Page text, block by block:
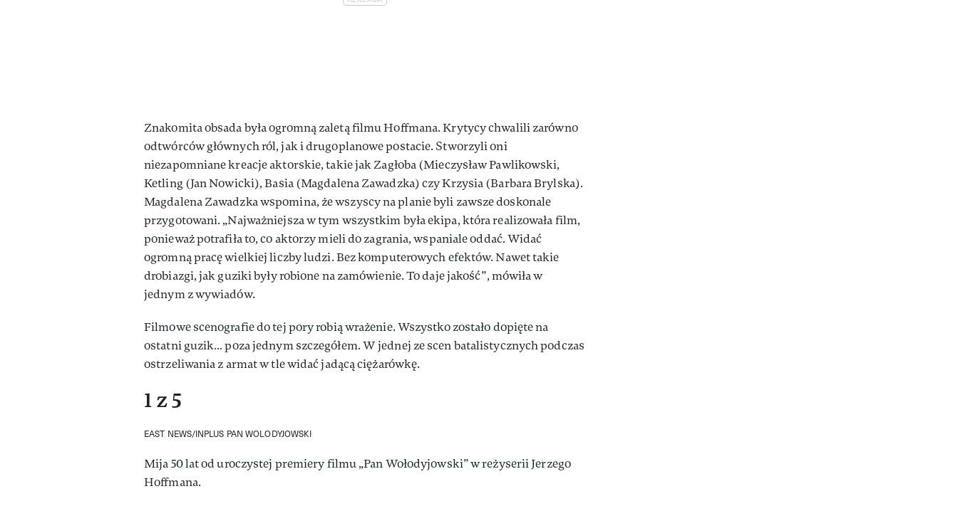
Znakomita obsada była ogromną zaletą filmu Hoffmana. Krytycy chwalili zarówno
odtwórców głównych ról, jak i drugoplanowe postacie. Stworzyli oni
niezapomniane kreacje aktorskie, takie jak Zagłoba (Mieczysław Pawlikowski,
Ketling (Jan Nowicki), Basia (Magdalena Zawadzka) czy Krzysia (Barbara Brylska).
Magdalena Zawadzka wspomina, że wszyscy na planie byli zawsze doskonale
przygotowani. „Najważniejsza w tym wszystkim była ekipa, która realizowała film,
ponieważ potrafiła to, co aktorzy mieli do zagrania, wspaniale oddać. Widać
ogromną pracę wielkiej liczby ludzi. Bez komputerowych efektów. Nawet takie
drobiazgi, jak guziki były robione na zamówienie. To daje jakość”, mówiła w
jednym z wywiadów.
Filmowe scenografie do tej pory robią wrażenie. Wszystko zostało dopięte na
ostatni guzik… poza jednym szczegółem. W jednej ze scen batalistycznych podczas
ostrzeliwania z armat w tle widać jadącą ciężarówkę.
1 z 5
EAST NEWS/INPLUS PAN WOLODYJOWSKI
Mija 50 lat od uroczystej premiery filmu „Pan Wołodyjowski” w reżyserii Jerzego
Hoffmana.